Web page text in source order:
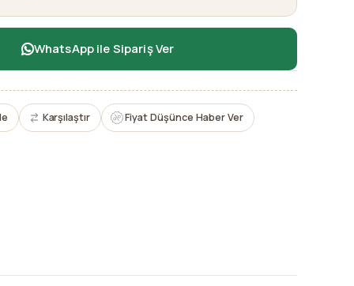
WhatsApp ile Sipariş Ver
Karşılaştır Fiyat Düşünce Haber Ver